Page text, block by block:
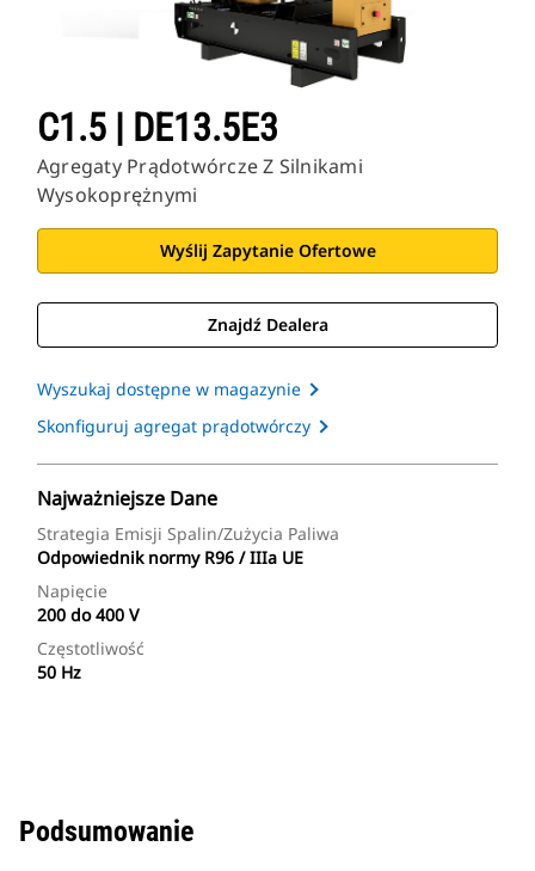
C1.5 | DE13.5E3
Agregaty Prądotwórcze Z Silnikami
Wysokoprężnymi
Wyślij Zapytanie Ofertowe
Znajdź Dealera
Wyszukaj dostępne w magazynie
Skonfiguruj agregat prądotwórczy
Najważniejsze Dane
Strategia Emisji Spalin/zużycia Paliwa
Odpowiednik normy R96 / IIIa UE
Napięcie
200 do 400 V
Częstotliwość
50 Hz
Podsumowanie